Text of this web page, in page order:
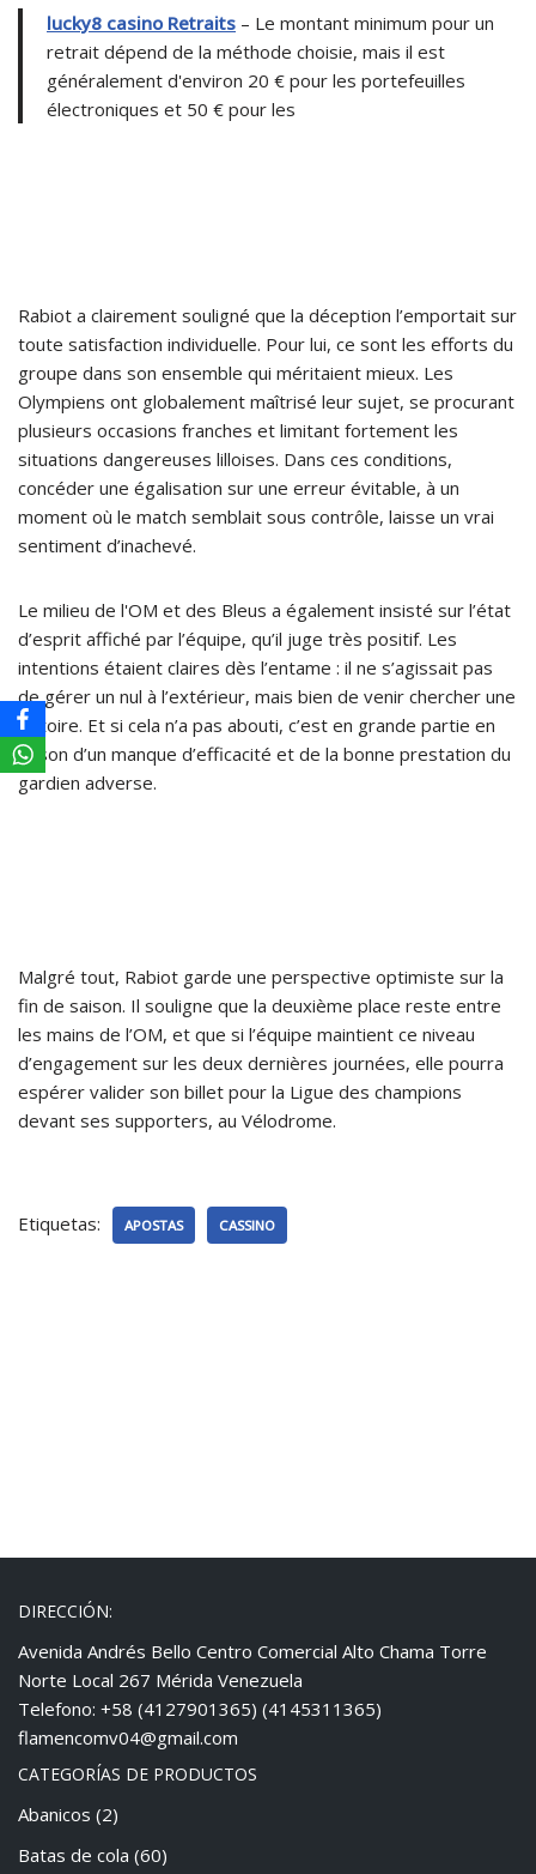
lucky8 casino Retraits – Le montant minimum pour un
retrait dépend de la méthode choisie, mais il est
généralement d'environ 20 € pour les portefeuilles
électroniques et 50 € pour les
Rabiot a clairement souligné que la déception l’emportait sur
toute satisfaction individuelle. Pour lui, ce sont les efforts du
groupe dans son ensemble qui méritaient mieux. Les
Olympiens ont globalement maîtrisé leur sujet, se procurant
plusieurs occasions franches et limitant fortement les
situations dangereuses lilloises. Dans ces conditions,
concéder une égalisation sur une erreur évitable, à un
moment où le match semblait sous contrôle, laisse un vrai
sentiment d’inachevé.
Le milieu de l'OM et des Bleus a également insisté sur l’état
d’esprit affiché par l’équipe, qu’il juge très positif. Les
intentions étaient claires dès l’entame : il ne s’agissait pas
de gérer un nul à l’extérieur, mais bien de venir chercher une
victoire. Et si cela n’a pas abouti, c’est en grande partie en
raison d’un manque d’efficacité et de la bonne prestation du
gardien adverse.
Malgré tout, Rabiot garde une perspective optimiste sur la
fin de saison. Il souligne que la deuxième place reste entre
les mains de l’OM, et que si l’équipe maintient ce niveau
d’engagement sur les deux dernières journées, elle pourra
espérer valider son billet pour la Ligue des champions
devant ses supporters, au Vélodrome.
Etiquetas: APOSTAS CASSINO
DIRECCIÓN:
Avenida Andrés Bello Centro Comercial Alto Chama Torre
Norte Local 267 Mérida Venezuela
Telefono: +58 (4127901365) (4145311365)
flamencomv04@gmail.com
CATEGORÍAS DE PRODUCTOS
Abanicos (2)
Batas de cola (60)